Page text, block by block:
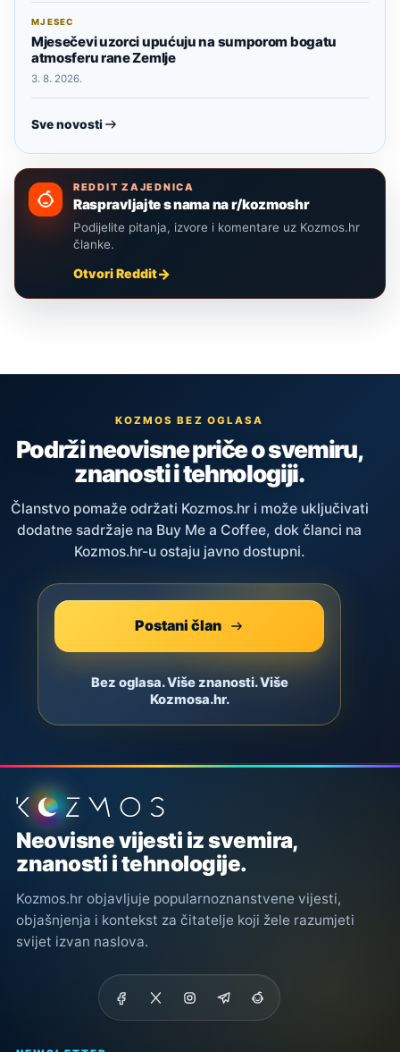
MJESEC
Mjesečevi uzorci upućuju na sumporom bogatu
atmosferu rane Zemlje
3. 8. 2026.
Sve novosti
REDDIT ZAJEDNICA
Raspravljajte s nama na r/kozmoshr
Podijelite pitanja, izvore i komentare uz Kozmos.hr
članke.
Otvori Reddit
KOZMOS BEZ OGLASA
Podrži neovisne priče o svemiru,
znanosti i tehnologiji.
Članstvo pomaže održati Kozmos.hr i može uključivati
dodatne sadržaje na Buy Me a Coffee, dok članci na
Kozmos.hr-u ostaju javno dostupni.
Postani član
Bez oglasa. Više znanosti. Više
Kozmosa.hr.
Podnožje stranice
Neovisne vijesti iz svemira,
znanosti i tehnologije.
Kozmos.hr objavljuje popularnoznanstvene vijesti,
objašnjenja i kontekst za čitatelje koji žele razumjeti
svijet izvan naslova.